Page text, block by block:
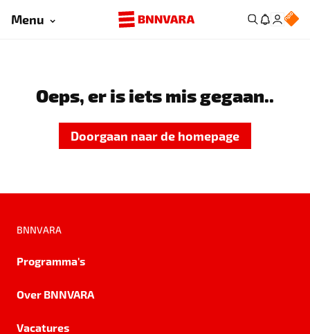
Menu
Oeps, er is iets mis gegaan..
Doorgaan naar de homepage
BNNVARA
Programma's
Over BNNVARA
Vacatures